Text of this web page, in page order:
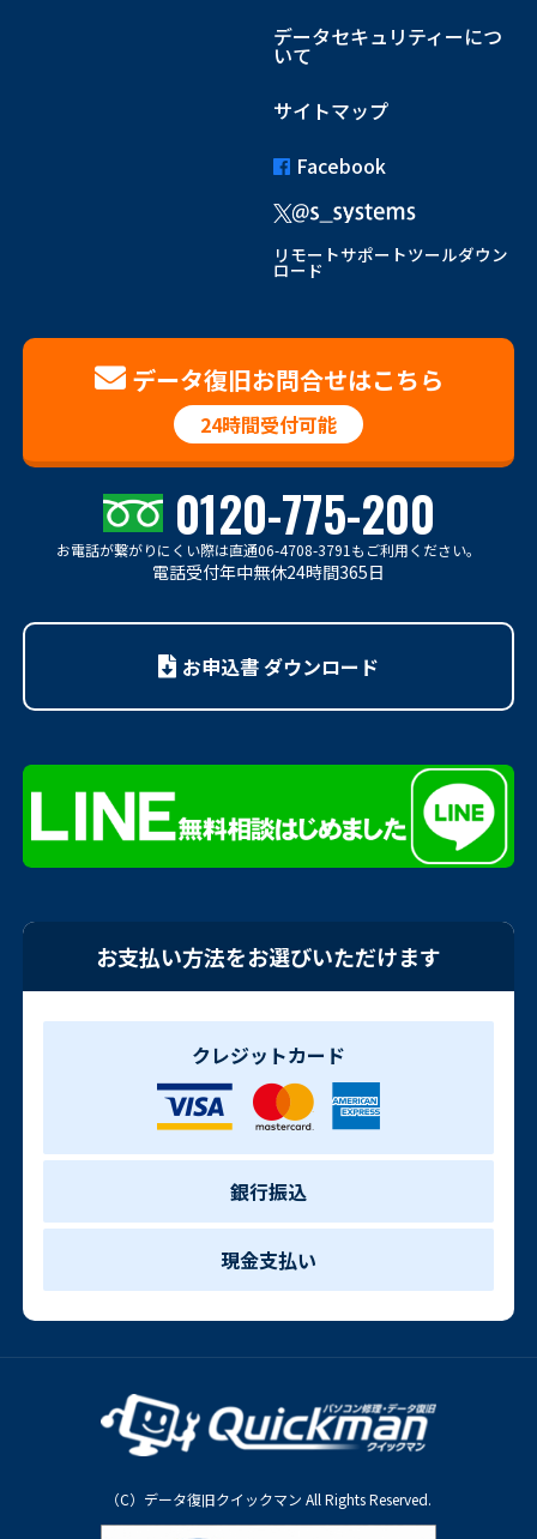
データセキュリティーにつ
いて
サイトマップ
Facebook
リモートサポートツールダウン
ロード
データ復旧お問合せはこちら
24時間受付可能
0120-775-200
お電話が繋がりにくい際は直通06-4708-3791もご利用ください。
電話受付年中無休24時間365日
お申込書 ダウンロード
お支払い方法をお選びいただけます
クレジットカード
銀行振込
現金支払い
（C）データ復旧クイックマン All Rights Reserved.